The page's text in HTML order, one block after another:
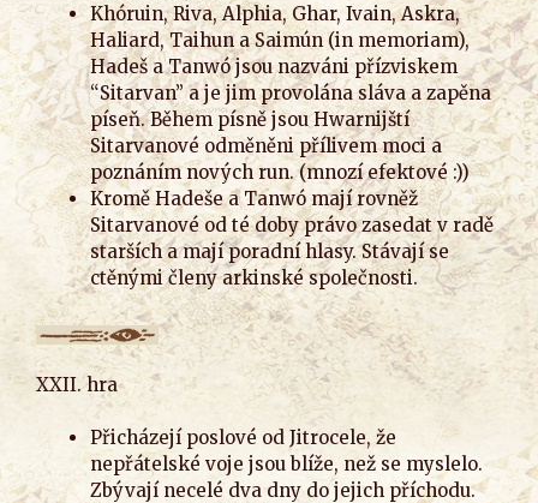
Khóruin, Riva, Alphia, Ghar, Ivain, Askra,
Haliard, Taihun a Saimún (in memoriam),
Hadeš a Tanwó jsou nazváni přízviskem
“Sitarvan” a je jim provolána sláva a zapěna
píseň. Během písně jsou Hwarnijští
Sitarvanové odměněni přílivem moci a
poznáním nových run. (mnozí efektové :))
Kromě Hadeše a Tanwó mají rovněž
Sitarvanové od té doby právo zasedat v radě
starších a mají poradní hlasy. Stávají se
ctěnými členy arkinské společnosti.
XXII. hra
Přicházejí poslové od Jitrocele, že
nepřátelské voje jsou blíže, než se myslelo.
Zbývají necelé dva dny do jejich příchodu.